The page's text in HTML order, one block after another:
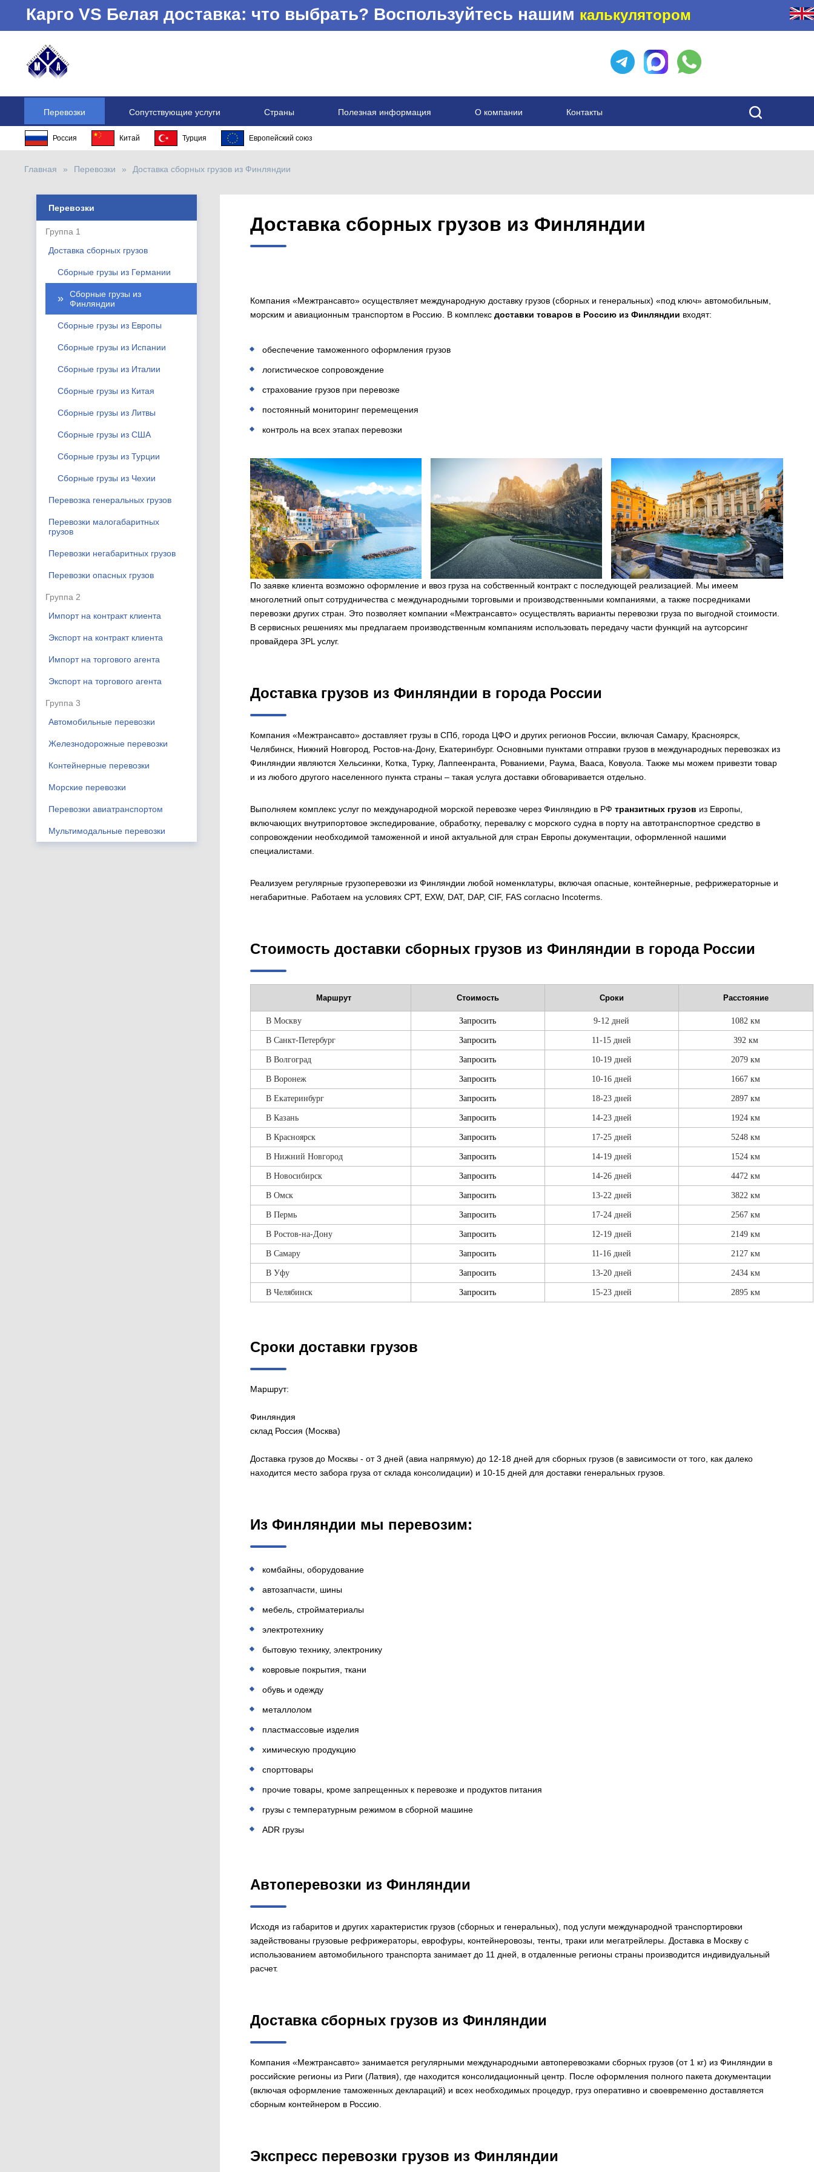
Карго VS Белая доставка: что выбрать? Воспользуйтесь нашим калькулятором
Перевозки Сопутствующие услуги Страны Полезная информация О компании Контакты
Россия Китай Турция Европейский союз
Главная Перевозки Доставка сборных грузов из Финляндии
Перевозки
Группа 1
Доставка сборных грузов
Сборные грузы из Германии
Сборные грузы из
Финляндии
Сборные грузы из Европы
Сборные грузы из Испании
Сборные грузы из Италии
Сборные грузы из Китая
Сборные грузы из Литвы
Сборные грузы из США
Сборные грузы из Турции
Сборные грузы из Чехии
Перевозка генеральных грузов
Перевозки малогабаритных
грузов
Перевозки негабаритных грузов
Перевозки опасных грузов
Группа 2
Импорт на контракт клиента
Экспорт на контракт клиента
Импорт на торгового агента
Экспорт на торгового агента
Группа 3
Автомобильные перевозки
Железнодорожные перевозки
Контейнерные перевозки
Морские перевозки
Перевозки авиатранспортом
Мультимодальные перевозки
Доставка сборных грузов из Финляндии
Компания «Межтрансавто» осуществляет международную доставку грузов (сборных и генеральных) «под ключ» автомобильным,
морским и авиационным транспортом в Россию. В комплекс доставки товаров в Россию из Финляндии входят:
обеспечение таможенного оформления грузов
логистическое сопровождение
страхование грузов при перевозке
постоянный мониторинг перемещения
контроль на всех этапах перевозки
По заявке клиента возможно оформление и ввоз груза на собственный контракт с последующей реализацией. Мы имеем
многолетний опыт сотрудничества с международными торговыми и производственными компаниями, а также посредниками
перевозки других стран. Это позволяет компании «Межтрансавто» осуществлять варианты перевозки груза по выгодной стоимости.
В сервисных решениях мы предлагаем производственным компаниям использовать передачу части функций на аутсорсинг
провайдера 3PL услуг.
Доставка грузов из Финляндии в города России
Компания «Межтрансавто» доставляет грузы в СПб, города ЦФО и других регионов России, включая Самару, Красноярск,
Челябинск, Нижний Новгород, Ростов-на-Дону, Екатеринбург. Основными пунктами отправки грузов в международных перевозках из
Финляндии являются Хельсинки, Котка, Турку, Лаппеенранта, Рованиеми, Раума, Вааса, Ковуола. Также мы можем привезти товар
и из любого другого населенного пункта страны – такая услуга доставки обговаривается отдельно.
Выполняем комплекс услуг по международной морской перевозке через Финляндию в РФ транзитных грузов из Европы,
включающих внутрипортовое экспедирование, обработку, перевалку с морского судна в порту на автотранспортное средство в
сопровождении необходимой таможенной и иной актуальной для стран Европы документации, оформленной нашими
специалистами.
Реализуем регулярные грузоперевозки из Финляндии любой номенклатуры, включая опасные, контейнерные, рефрижераторные и
негабаритные. Работаем на условиях CPT, EXW, DAT, DAP, CIF, FAS согласно Incoterms.
Стоимость доставки сборных грузов из Финляндии в города России
Маршрут Стоимость Сроки Расстояние
В Москву Запросить 9-12 дней 1082 км
В Санкт-Петербург Запросить 11-15 дней 392 км
В Волгоград Запросить 10-19 дней 2079 км
В Воронеж Запросить 10-16 дней 1667 км
В Екатеринбург Запросить 18-23 дней 2897 км
В Казань Запросить 14-23 дней 1924 км
В Красноярск Запросить 17-25 дней 5248 км
В Нижний Новгород Запросить 14-19 дней 1524 км
В Новосибирск Запросить 14-26 дней 4472 км
В Омск Запросить 13-22 дней 3822 км
В Пермь Запросить 17-24 дней 2567 км
В Ростов-на-Дону Запросить 12-19 дней 2149 км
В Самару Запросить 11-16 дней 2127 км
В Уфу Запросить 13-20 дней 2434 км
В Челябинск Запросить 15-23 дней 2895 км
Сроки доставки грузов
Маршрут:
Финляндия
склад Россия (Москва)
Доставка грузов до Москвы - от 3 дней (авиа напрямую) до 12-18 дней для сборных грузов (в зависимости от того, как далеко
находится место забора груза от склада консолидации) и 10-15 дней для доставки генеральных грузов.
Из Финляндии мы перевозим:
комбайны, оборудование
автозапчасти, шины
мебель, стройматериалы
электротехнику
бытовую технику, электронику
ковровые покрытия, ткани
обувь и одежду
металлолом
пластмассовые изделия
химическую продукцию
спорттовары
прочие товары, кроме запрещенных к перевозке и продуктов питания
грузы с температурным режимом в сборной машине
ADR грузы
Автоперевозки из Финляндии
Исходя из габаритов и других характеристик грузов (сборных и генеральных), под услуги международной транспортировки
задействованы грузовые рефрижераторы, еврофуры, контейнеровозы, тенты, траки или мегатрейлеры. Доставка в Москву с
использованием автомобильного транспорта занимает до 11 дней, в отдаленные регионы страны производится индивидуальный
расчет.
Доставка сборных грузов из Финляндии
Компания «Межтрансавто» занимается регулярными международными автоперевозками сборных грузов (от 1 кг) из Финляндии в
российские регионы из Риги (Латвия), где находится консолидационный центр. После оформления полного пакета документации
(включая оформление таможенных деклараций) и всех необходимых процедур, груз оперативно и своевременно доставляется
сборным контейнером в Россию.
Экспресс перевозки грузов из Финляндии